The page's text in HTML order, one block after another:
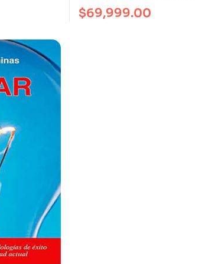
$69,999.00